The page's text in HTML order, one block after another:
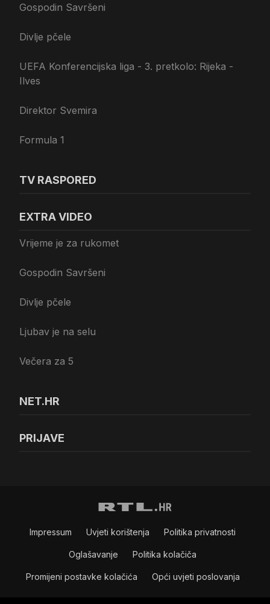
Gospodin Savršeni
Divlje pčele
UEFA Konferencijska liga - 3. pretkolo: Rijeka -
Ilves
Direktor Svemira
Formula 1
TV RASPORED
EXTRA VIDEO
Vrijeme je za rukomet
Gospodin Savršeni
Divlje pčele
Ljubav je na selu
Večera za 5
NET.HR
PRIJAVE
Impressum Uvjeti korištenja Politika privatnosti
Oglašavanje Politika kolačiča
Promijeni postavke kolačića Opći uvjeti poslovanja